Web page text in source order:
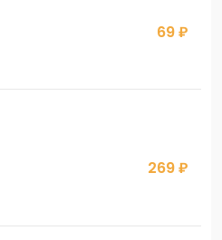
69 ₽
269 ₽